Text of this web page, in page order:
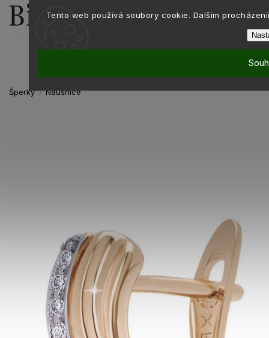
Tento web používá soubory cookie. Dalším
Šperky / Náušnice